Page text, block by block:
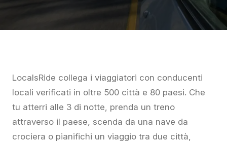
LocalsRide collega i viaggiatori con conducenti
locali verificati in oltre 500 città e 80 paesi. Che
tu atterri alle 3 di notte, prenda un treno
attraverso il paese, scenda da una nave da
crociera o pianifichi un viaggio tra due città,